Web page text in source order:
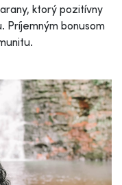
ktorý pozitívny
Príjemným bonusom